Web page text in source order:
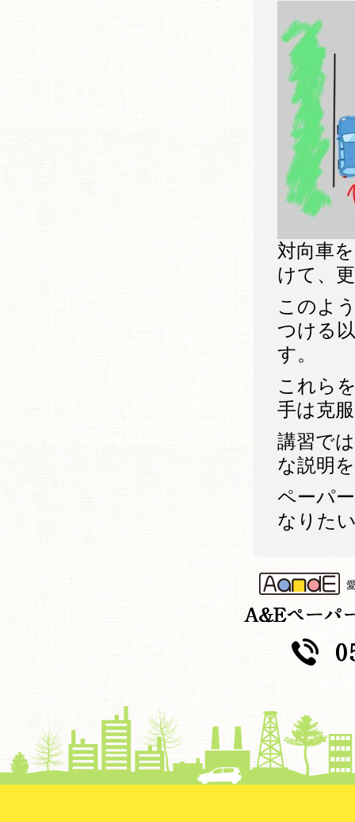
対向車
けて、
このよ
つける
す。
これら
手は克
講習で
な説明
ペーパ
なりた